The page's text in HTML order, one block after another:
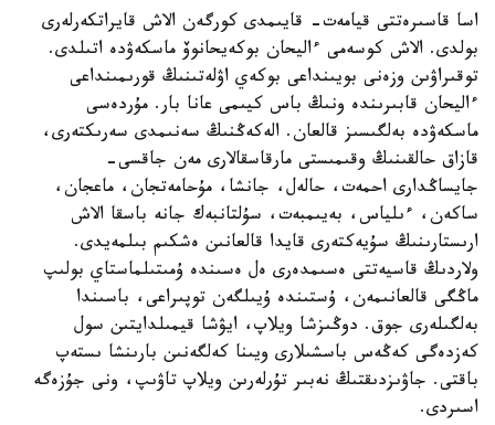
اسا قاسىرەتتى قيامەت- قايىمدى كورگەن الاش قايراتكەرلەرى
بولدى. الاش كوسەمى ءاليحان بوكەيحانوۆ ماسكەۋدە اتىلدى.
توقىراۋىن وزەنى بويىنداعى بوكەي اۋلەتىنىڭ قورىمىنداعى
ءاليحان قابىرىندە ونىڭ باس كيىمى عانا بار. مۇردەسى
ماسكەۋدە بەلگىسىز قالعان. الەكەڭنىڭ سەنىمدى سەرىكتەرى،
قازاق حالقىنىڭ وقىمىستى مارقاسقالارى مەن جاقسى-
جايساڭدارى احمەت، حالەل، جانشا، مۇحامەتجان، ماعجان،
ساكەن، ءىلياس، بەيىمبەت، سۇلتانبەك جانە باسقا الاش
ارىستارىنىڭ سۇيەكتەرى قايدا قالعانىن ەشكىم بىلمەيدى.
ولاردىڭ قاسيەتتى ەسىمدەرى ەل ەسىندە ۇمىتىلماستاي بولىپ
ماڭگى قالعانىمەن، ۇستىندە ۇيىلگەن توپىراعى، باسىندا
بەلگىلەرى جوق. دوڭىزشا ويلاپ، ايۋشا قيمىلدايتىن سول
كەزدەگى كەڭەس باسشىلارى ويىنا كەلگەنىن بارىنشا ىستەپ
باقتى. جاۋىزدىقتىڭ نەبىر تۇرلەرىن ويلاپ تاۋىپ، ونى جۇزەگە
اسىردى.